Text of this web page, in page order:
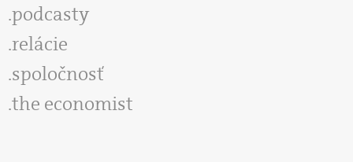
podcasty
relácie
spoločnosť
the economist